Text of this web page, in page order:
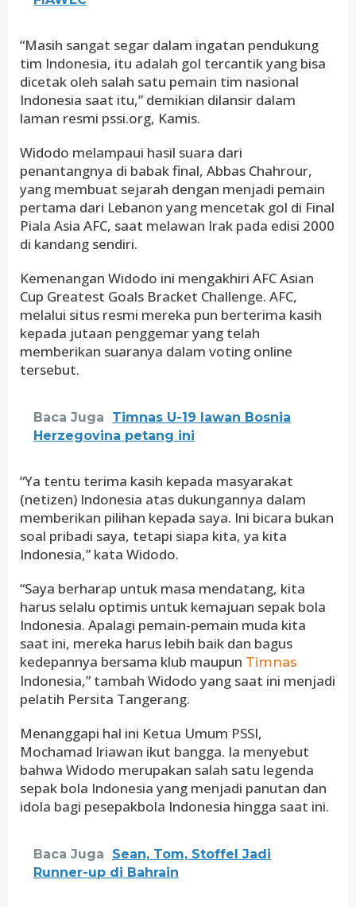
“Masih sangat segar dalam ingatan pendukung
tim Indonesia, itu adalah gol tercantik yang bisa
dicetak oleh salah satu pemain tim nasional
Indonesia saat itu,” demikian dilansir dalam
laman resmi pssi.org, Kamis.
Widodo melampaui hasil suara dari
penantangnya di babak final, Abbas Chahrour,
yang membuat sejarah dengan menjadi pemain
pertama dari Lebanon yang mencetak gol di Final
Piala Asia AFC, saat melawan Irak pada edisi 2000
di kandang sendiri.
Kemenangan Widodo ini mengakhiri AFC Asian
Cup Greatest Goals Bracket Challenge. AFC,
melalui situs resmi mereka pun berterima kasih
kepada jutaan penggemar yang telah
memberikan suaranya dalam voting online
tersebut.
Baca Juga
Timnas U-19 lawan Bosnia
Herzegovina petang ini
“Ya tentu terima kasih kepada masyarakat
(netizen) Indonesia atas dukungannya dalam
memberikan pilihan kepada saya. Ini bicara bukan
soal pribadi saya, tetapi siapa kita, ya kita
Indonesia,” kata Widodo.
“Saya berharap untuk masa mendatang, kita
harus selalu optimis untuk kemajuan sepak bola
Indonesia. Apalagi pemain-pemain muda kita
saat ini, mereka harus lebih baik dan bagus
kedepannya bersama klub maupun Timnas
Indonesia,” tambah Widodo yang saat ini menjadi
pelatih Persita Tangerang.
Menanggapi hal ini Ketua Umum PSSI,
Mochamad Iriawan ikut bangga. Ia menyebut
bahwa Widodo merupakan salah satu legenda
sepak bola Indonesia yang menjadi panutan dan
idola bagi pesepakbola Indonesia hingga saat ini.
Baca Juga
Sean, Tom, Stoffel Jadi
Runner-up di Bahrain